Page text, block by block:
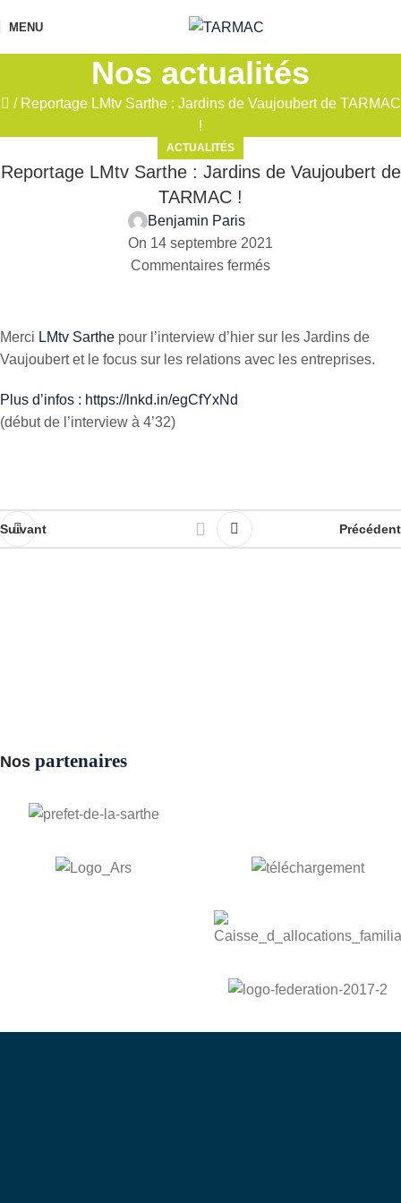
MENU
Nos actualités
/ Reportage LMtv Sarthe : Jardins de Vaujoubert de TARMAC
!
ACTUALITÉS
Reportage LMtv Sarthe : Jardins de Vaujoubert de
TARMAC !
Benjamin Paris
On 14 septembre 2021
Commentaires fermés
Merci LMtv Sarthe pour l’interview d’hier sur les Jardins de
Vaujoubert et le focus sur les relations avec les entreprises.
Plus d’infos : https://lnkd.in/egCfYxNd
(début de l’interview à 4’32)
Suivant Précédent
Nos partenaires